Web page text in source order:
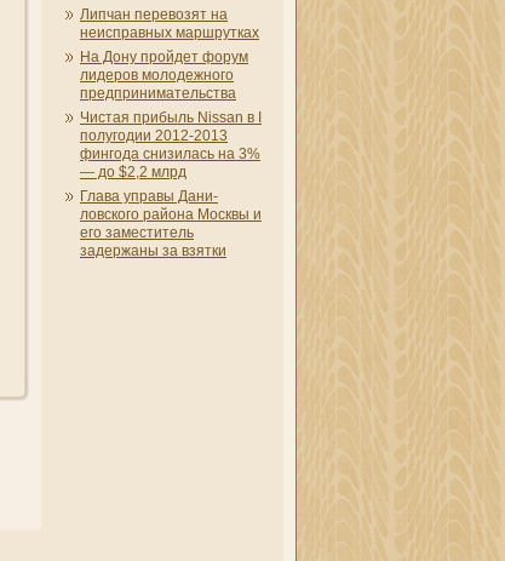
Липчан перевозят на
неисправных маршрутках
На Дону пройдет форум
лидеров молодежного
предприни­мательства
Чистая прибыль Nissan в I
полугодии 2012-2013
фингода сни­зилась на 3%
— до $2,2 млрд
Глава управы Дани­
ловского района Москвы и
его заместитель
задержаны за взятки